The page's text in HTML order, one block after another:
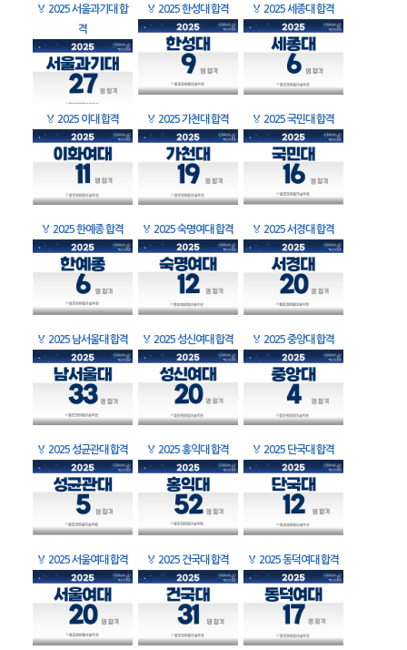
🏅 2025 서울과기대 합
격
🏅 2025 한성대 합격 🏅 2025 세종대 합격
🏅 2025 이대 합격 🏅 2025 가천대 합격 🏅 2025 국민대 합격
🏅 2025 한예종 합격 🏅 2025 숙명여대 합격 🏅 2025 서경대 합격
🏅 2025 남서울대 합격 🏅 2025 성신여대 합격 🏅 2025 중앙대 합격
🏅 2025 성균관대 합격 🏅 2025 홍익대 합격 🏅 2025 단국대 합격
🏅 2025 서울여대 합격 🏅 2025 건국대 합격 🏅 2025 동덕여대 합격